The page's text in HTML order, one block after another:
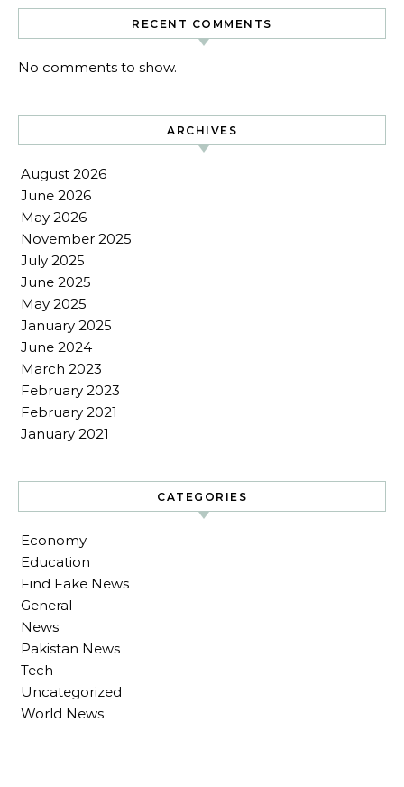
RECENT COMMENTS
No comments to show.
ARCHIVES
August 2026
June 2026
May 2026
November 2025
July 2025
June 2025
May 2025
January 2025
June 2024
March 2023
February 2023
February 2021
January 2021
CATEGORIES
Economy
Education
Find Fake News
General
News
Pakistan News
Tech
Uncategorized
World News